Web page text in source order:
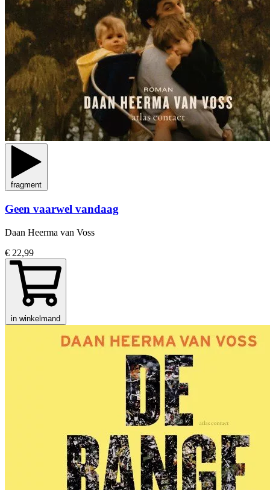
fragment
Geen vaarwel vandaag
Daan Heerma van Voss
€ 22,99
in winkelmand